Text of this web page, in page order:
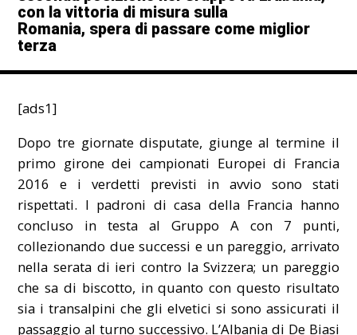
con la vittoria di misura sulla
Romania, spera di passare come miglior
terza
[ads1]
Dopo tre giornate disputate, giunge al termine il
primo girone dei campionati Europei di Francia
2016 e i verdetti previsti in avvio sono stati
rispettati. I padroni di casa della Francia hanno
concluso in testa al Gruppo A con 7 punti,
collezionando due successi e un pareggio, arrivato
nella serata di ieri contro la Svizzera; un pareggio
che sa di biscotto, in quanto con questo risultato
sia i transalpini che gli elvetici si sono assicurati il
passaggio al turno successivo. L’Albania di De Biasi